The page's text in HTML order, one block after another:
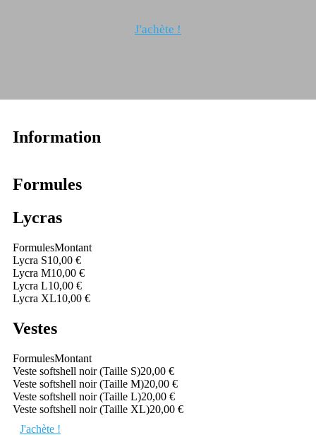
J'achète !
Information
Formules
Lycras
FormulesMontant
Lycra S10,00 €
Lycra M10,00 €
Lycra L10,00 €
Lycra XL10,00 €
Vestes
FormulesMontant
Veste softshell noir (Taille S)20,00 €
Veste softshell noir (Taille M)20,00 €
Veste softshell noir (Taille L)20,00 €
Veste softshell noir (Taille XL)20,00 €
J'achète !